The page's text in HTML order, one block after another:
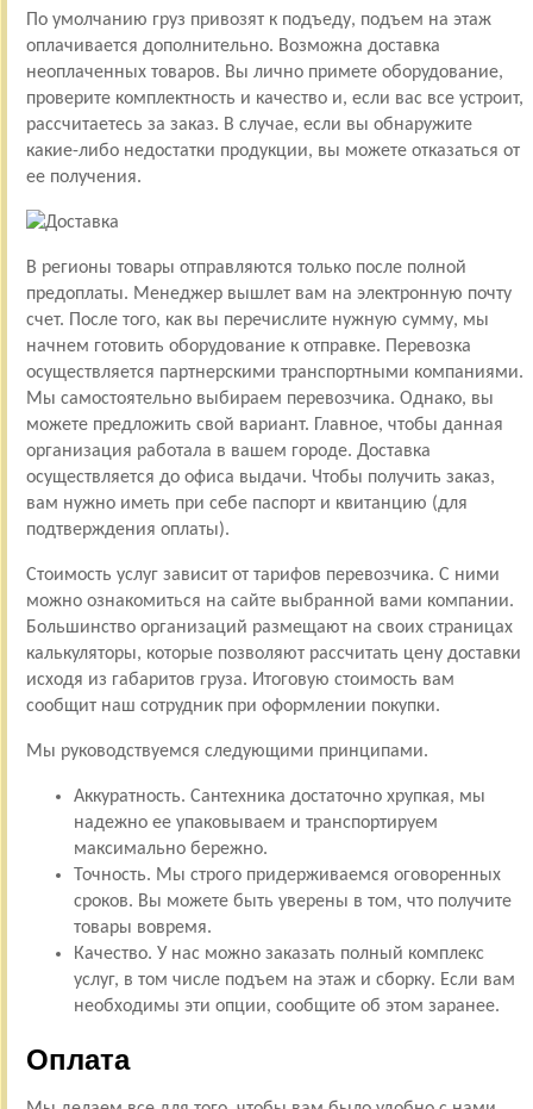
По умолчанию груз привозят к подъеду, подъем на этаж
оплачивается дополнительно. Возможна доставка
неоплаченных товаров. Вы лично примете оборудование,
проверите комплектность и качество и, если вас все устроит,
рассчитаетесь за заказ. В случае, если вы обнаружите
какие-либо недостатки продукции, вы можете отказаться от
ее получения.
В регионы товары отправляются только после полной
предоплаты. Менеджер вышлет вам на электронную почту
счет. После того, как вы перечислите нужную сумму, мы
начнем готовить оборудование к отправке. Перевозка
осуществляется партнерскими транспортными компаниями.
Мы самостоятельно выбираем перевозчика. Однако, вы
можете предложить свой вариант. Главное, чтобы данная
организация работала в вашем городе. Доставка
осуществляется до офиса выдачи. Чтобы получить заказ,
вам нужно иметь при себе паспорт и квитанцию (для
подтверждения оплаты).
Стоимость услуг зависит от тарифов перевозчика. С ними
можно ознакомиться на сайте выбранной вами компании.
Большинство организаций размещают на своих страницах
калькуляторы, которые позволяют рассчитать цену доставки
исходя из габаритов груза. Итоговую стоимость вам
сообщит наш сотрудник при оформлении покупки.
Мы руководствуемся следующими принципами.
Аккуратность. Сантехника достаточно хрупкая, мы
надежно ее упаковываем и транспортируем
максимально бережно.
Точность. Мы строго придерживаемся оговоренных
сроков. Вы можете быть уверены в том, что получите
товары вовремя.
Качество. У нас можно заказать полный комплекс
услуг, в том числе подъем на этаж и сборку. Если вам
необходимы эти опции, сообщите об этом заранее.
Оплата